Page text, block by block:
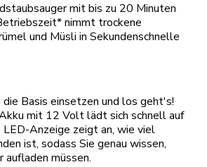
mit bis zu 20 Minuten
nimmt trockene
und Müsli in Sekundenschnelle
die Basis einsetzen und los geht's!
mit 12 Volt lädt sich schnell auf
LED-Anzeige zeigt an, wie viel
ist, sodass Sie genau wissen,
aufladen müssen.